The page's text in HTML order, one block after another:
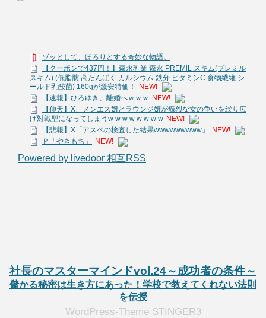
ゾッとして、ほろりとする奇妙な物語。
【クーポンで437円！】森永乳業 森永 PREMiL スキム(プレミル
スキム) (低脂肪 高たんぱく カルシウム 鉄分 ビタミンC 食物繊維 シ
ールド乳酸菌) 160gが激安特価！
NEW!
【速報】ひろゆき、離婚へｗｗｗ
NEW!
【仰天】X、メンエス嬢とラウンジ嬢が熾烈な女の争いを繰り広
げ対戦型になってしまうw w w w w w w w NEW!
【悲報】X「アスペの検査した結果wwwwwwwww」
NEW!
Ｐ「やきもち」
NEW!
Powered by livedoor 相互RSS
社長のマスターマインドvol.24～成功者の条件～
儲かる秘密は生き方にあった！学校で教えてくれない法則
を伝授
WordPress-Theme STINGER3